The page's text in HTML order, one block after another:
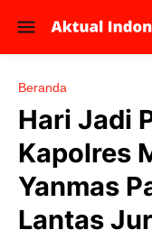
Beranda
Hari Jadi
Kapolres
Yanmas
Lantas